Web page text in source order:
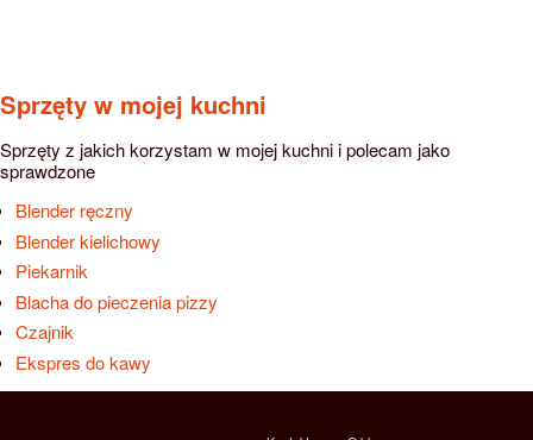
Sprzęty w mojej kuchni
Sprzęty z jakich korzystam w mojej kuchni i polecam jako
sprawdzone
Blender ręczny
Blender kielichowy
Piekarnik
Blacha do pieczenia pizzy
Czajnik
Ekspres do kawy